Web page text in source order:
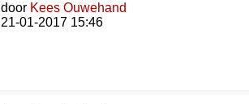
door Kees Ouwehand
21-01-2017 15:46